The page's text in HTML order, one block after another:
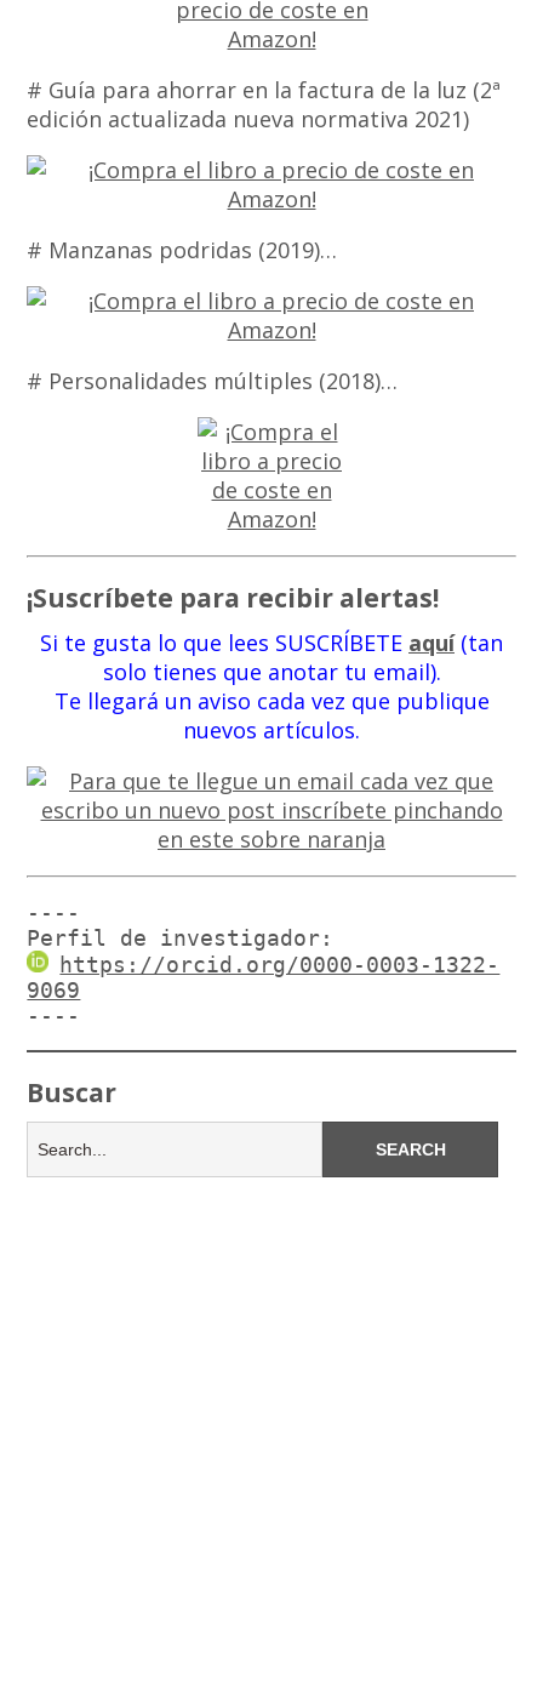
# Guía para ahorrar en la factura de la luz (2ª
edición actualizada nueva normativa 2021)
# Manzanas podridas (2019)…
# Personalidades múltiples (2018)…
¡Suscríbete para recibir alertas!
Si te gusta lo que lees SUSCRÍBETE aquí(tan
solo tienes que anotar tu email).
Te llegará un aviso cada vez que publique
nuevos artículos.
----
Perfil de investigador:
https://orcid.org/0000-0003-1322-
9069
----
Buscar